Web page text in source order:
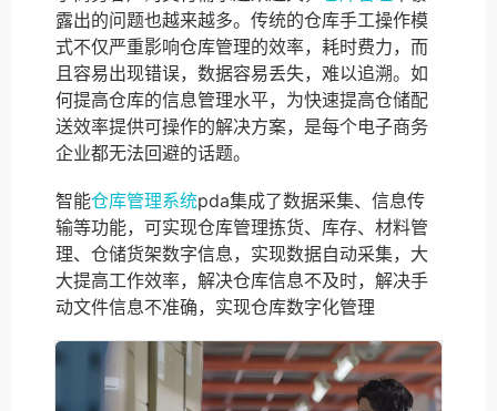
露出的问题也越来越多。传统的仓库手工操作模
式不仅严重影响仓库管理的效率，耗时费力，而
且容易出现错误，数据容易丢失，难以追溯。如
何提高仓库的信息管理水平，为快速提高仓储配
送效率提供可操作的解决方案，是每个电子商务
企业都无法回避的话题。
智能仓库管理系统pda集成了数据采集、信息传
输等功能，可实现仓库管理拣货、库存、材料管
理、仓储货架数字信息，实现数据自动采集，大
大提高工作效率，解决仓库信息不及时，解决手
动文件信息不准确，实现仓库数字化管理